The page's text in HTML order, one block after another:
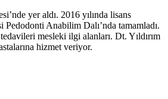
yer aldı. 2016 yılında lisans
Anabilim Dalı’nda tamamladı.
mesleki ilgi alanları. Dt. Yıldırım
hizmet veriyor.